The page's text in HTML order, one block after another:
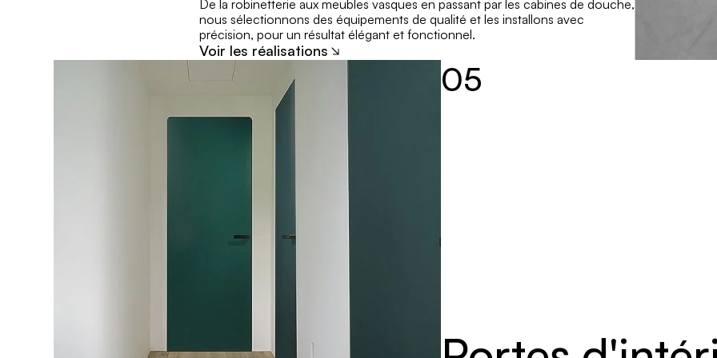
De la robinetterie aux meubles vasques en passant par les cabines de douche,
nous sélectionnons des équipements de qualité et les installons avec
précision, pour un résultat élégant et fonctionnel.
Voir les réalisations
05